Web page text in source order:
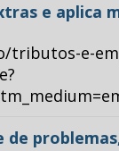
e aplica
e-